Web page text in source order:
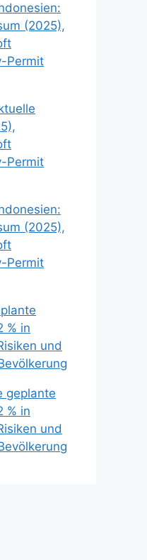
(2025),
Permit
Permit
(2025),
Permit
% in
und
geplante
% in
und